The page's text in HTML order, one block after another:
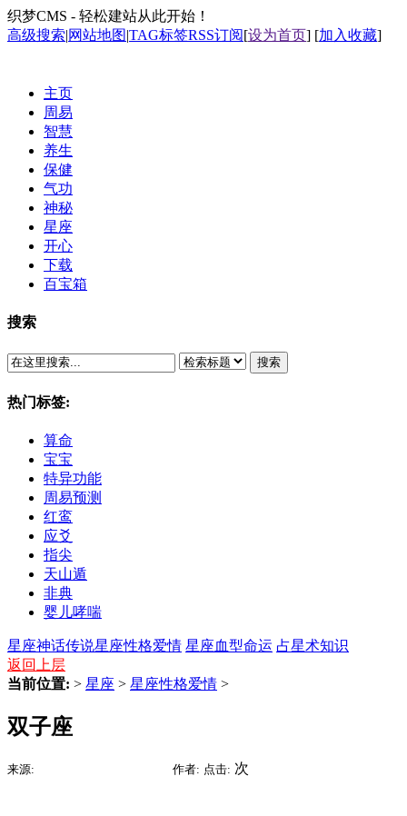
织梦CMS - 轻松建站从此开始！
高级搜索|网站地图|TAG标签RSS订阅[设为首页] [加入收藏]
主页
周易
智慧
养生
保健
气功
神秘
星座
开心
下载
百宝箱
搜索
搜索
热门标签:
算命
宝宝
特异功能
周易预测
红鸾
应爻
指尖
天山遁
非典
婴儿哮喘
星座神话传说星座性格爱情 星座血型命运 占星术知识
返回上层
当前位置: > 星座 > 星座性格爱情 >
双子座
来源: 作者: 点击: 次